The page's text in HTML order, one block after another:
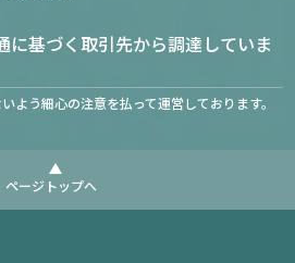
に基づく取引先から調達していま
よう細心の注意を払って運営しております。
ページトップへ